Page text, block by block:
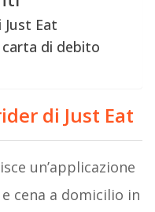
Eat
di debito
di Just Eat
un’applicazione
cena a domicilio in